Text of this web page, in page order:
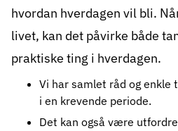
hvordan hverdagen vil bli.
livet, kan det påvirke både
praktiske ting i hverdagen.
Vi har samlet råd og enkle
i en krevende periode.
Det kan også være